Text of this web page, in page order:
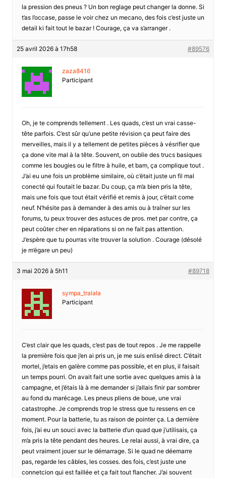
la pression des pneus ? Un bon reglage peut changer la donne. Si
t’as l’occase, passe le voir chez un mecano, des fois c’est juste un
detail ki fait tout le bazar ! Courage, ça va s’arranger .
25 avril 2026 à 17h58 #89576
zaza8416
Participant
Oh, je te comprends tellement . Les quads, c’est un vrai casse-
tête parfois. C’est sûr qu’une petite révision ça peut faire des
merveilles, mais il y a tellement de petites pièces à vésrifier que
ça done vite mal à la tête. Souvent, on oublie des trucs basiques
comme les bougies ou le filtre à huile, et bam, ça complique tout .
J’ai eu une fois un problème similaire, où c’était juste un fil mal
conecté qui foutait le bazar. Du coup, ça m’a bien pris la tête,
mais une fois que tout était vérifié et remis à jour, c’était come
neuf. N’hésite pas à demander à des amis ou à traîner sur les
forums, tu peux trouver des astuces de pros. met par contre, ça
peut coûter cher en réparations si on ne fait pas attention.
J’espère que tu pourras vite trouver la solution . Courage (désolé
je m’égare un peu)
3 mai 2026 à 5h11 #89718
sympa_tralala
Participant
C’est clair que les quads, c’est pas de tout repos . Je me rappelle
la première fois que j’en ai pris un, je me suis enlisé direct. C’était
mortel, j’etais en galère comme pas possible, et en plus, il faisait
un temps pourri. On avait fait une sortie avec quelques amis à la
campagne, et j’étais là à me demander si j’allais finir par sombrer
au fond du marécage. Les pneus pliens de boue, une vrai
catastrophe. Je comprends trop le stress que tu ressens en ce
moment. Pour la batterie, tu as raison de pointer ça. La dernière
fois, j’ai eu un souci avec la batterie d’un quad que j’utilisais, ça
m’a pris la tête pendant des heures. Le relai aussi, à vrai dire, ça
peut vraiment jouer sur le démarrage. Si le quad ne déemarre
pas, regarde les câbles, les cosses. des fois, c’est juste une
connetcion qui est faillée et ça fait tout flancher. J’ai souvent